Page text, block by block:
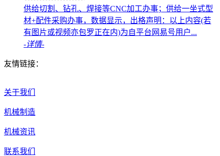
供给切割、钻孔、焊接等CNC加工办事；供给一坐式型
材+配件采购办事，数据显示，出格声明：以上内容(若
有图片或视频亦包罗正在内)为自平台网易号用户...
-详情-
友情链接：
关于我们
机械制造
机械资讯
联系我们